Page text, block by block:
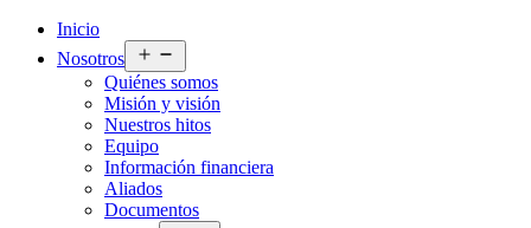
Inicio
Nosotros
el
menú
Quiénes somos
Misión y visión
Nuestros hitos
Equipo
Información financiera
Aliados
Documentos